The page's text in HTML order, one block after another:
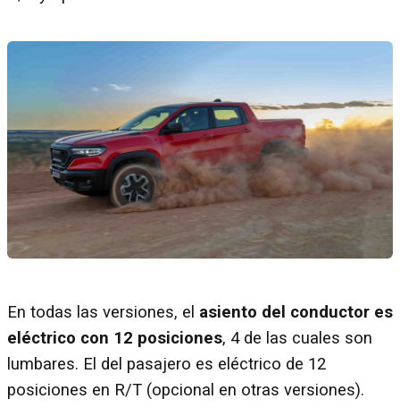
En todas las versiones, el asiento del conductor es
eléctrico con 12 posiciones, 4 de las cuales son
lumbares. El del pasajero es eléctrico de 12
posiciones en R/T (opcional en otras versiones).